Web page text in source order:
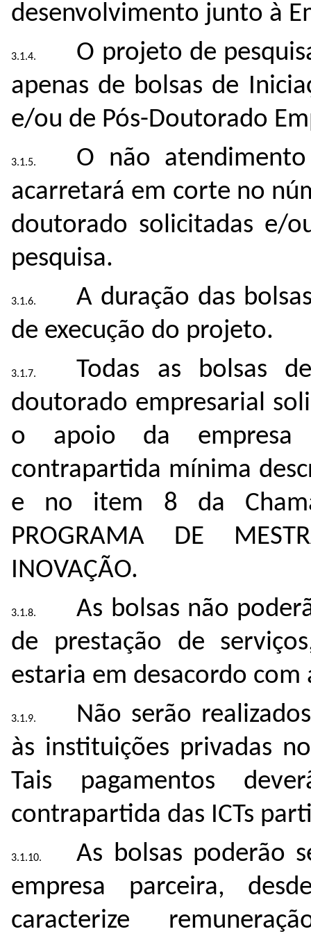
desenvolvimento junto à
O projeto de
apenas de bolsas de
e/ou de Pós-Doutorado
O não
acarretará em corte no
doutorado solicitadas e/
pesquisa.
A duração das
de execução do projeto.
Todas as bolsas
doutorado empresarial
o apoio da empresa
contrapartida mínima
e no item 8 da
PROGRAMA DE
INOVAÇÃO.
As bolsas não
de prestação de
estaria em desacordo com
Não serão
às instituições privadas
Tais pagamentos
contrapartida das ICTs
As bolsas poderão
empresa parceira,
caracterize